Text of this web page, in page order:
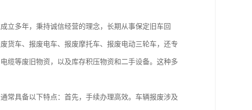
立多年，秉持诚信经营的理念，长期从事保定旧车回
货车、报废电车、报废摩托车、报废电动三轮车，还专
缆等废旧物资，以及库存积压物资和二手设备。这种多
常具备以下特点：首先，手续办理高效。车辆报废涉及